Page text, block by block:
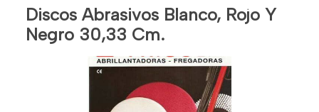
Discos Abrasivos Blanco, Rojo Y
Negro 30,33 Cm.